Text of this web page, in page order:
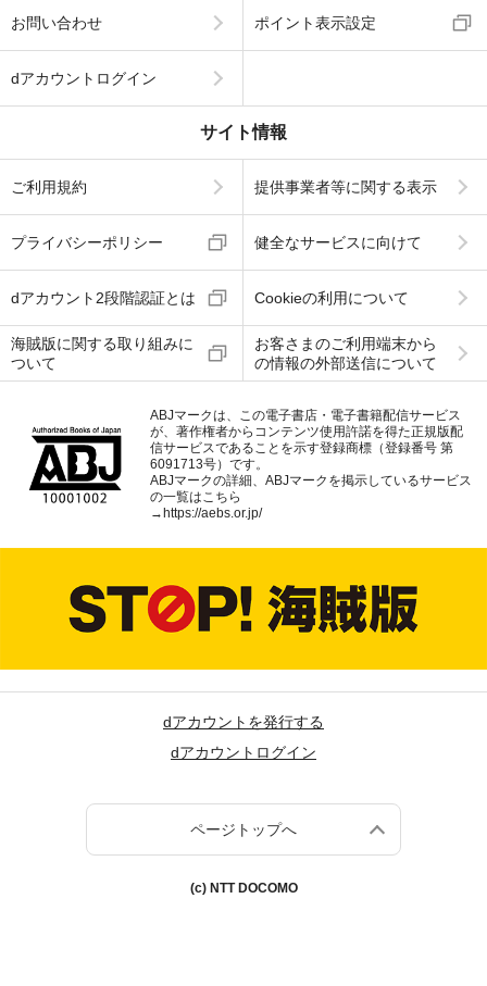
お問い合わせ ポイント表示設定
dアカウントログイン
サイト情報
ご利用規約 提供事業者等に関する表示
プライバシーポリシー 健全なサービスに向けて
dアカウント2段階認証とは Cookieの利用について
海賊版に関する取り組みに
ついて
お客さまのご利用端末から
の情報の外部送信について
ABJマークは、この電子書店・電子書籍配信サービス
が、著作権者からコンテンツ使用許諾を得た正規版配
信サービスであることを示す登録商標（登録番号 第
6091713号）です。
ABJマークの詳細、ABJマークを掲示しているサービス
の一覧はこちら
→ https://aebs.or.jp/
dアカウントを発行する
dアカウントログイン
ページトップへ
(c) NTT DOCOMO